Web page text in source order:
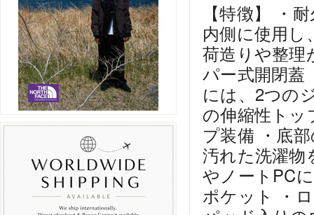
【特徴】 ・
内側に使用
荷造りや整
パー式開閉
には、2つの
の伸縮性ト
プ装備 ・底
汚れた洗濯物
やノートPC
ポケット ・